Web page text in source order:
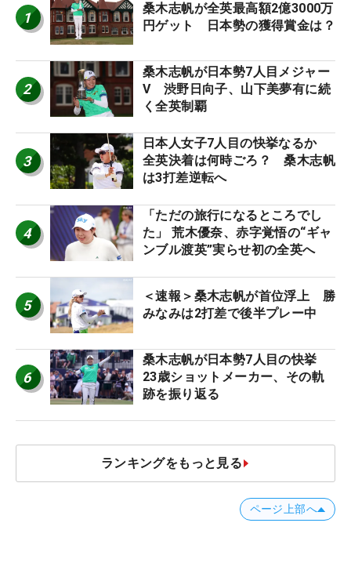
1
桑木志帆が全英最高額2億3000万
円ゲット 日本勢の獲得賞金は？
2
桑木志帆が日本勢7人目メジャー
V 渋野日向子、山下美夢有に続
く全英制覇
3
日本人女子7人目の快挙なるか
全英決着は何時ごろ？ 桑木志帆
は3打差逆転へ
4
「ただの旅行になるところでし
た」 荒木優奈、赤字覚悟の“ギャ
ンブル渡英”実らせ初の全英へ
5
＜速報＞桑木志帆が首位浮上 勝
みなみは2打差で後半プレー中
6
桑木志帆が日本勢7人目の快挙
23歳ショットメーカー、その軌
跡を振り返る
ランキングをもっと見る
ページ上部へ